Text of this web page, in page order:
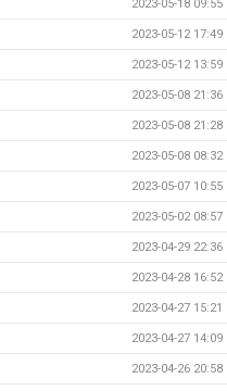
2023-05-18 09:55
2023-05-12 17:49
2023-05-12 13:59
2023-05-08 21:36
2023-05-08 21:28
2023-05-08 08:32
2023-05-07 10:55
2023-05-02 08:57
2023-04-29 22:36
2023-04-28 16:52
2023-04-27 15:21
2023-04-27 14:09
2023-04-26 20:58